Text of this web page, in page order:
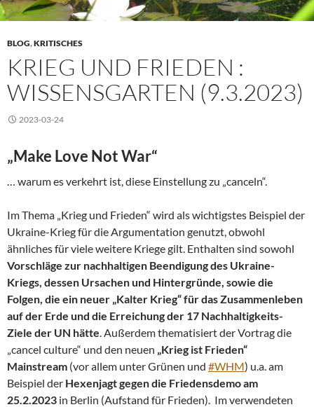
BLOG,KRITISCHES
KRIEG UND FRIEDEN :
WISSENSGARTEN (9.3.2023)
2023-03-24
„Make Love Not War“
… warum es verkehrt ist, diese Einstellung zu „canceln“.
Im Thema „Krieg und Frieden“ wird als wichtigstes Beispiel der
Ukraine-Krieg für die Argumentation genutzt, obwohl
ähnliches für viele weitere Kriege gilt. Enthalten sind sowohl
Vorschläge zur nachhaltigen Beendigung des Ukraine-
Kriegs, dessen Ursachen und Hintergründe, sowie die
Folgen, die ein neuer „Kalter Krieg“ für das Zusammenleben
auf der Erde und die Erreichung der 17 Nachhaltigkeits-
Ziele der UN hätte . Außerdem thematisiert der Vortrag die
„cancel culture“ und den neuen „Krieg ist Frieden“
Mainstream (vor allem unter Grünen und #WHM) u.a. am
Beispiel der Hexenjagt gegen die Friedensdemo am
25.2.2023 in Berlin (Aufstand für Frieden). Im verwendeten